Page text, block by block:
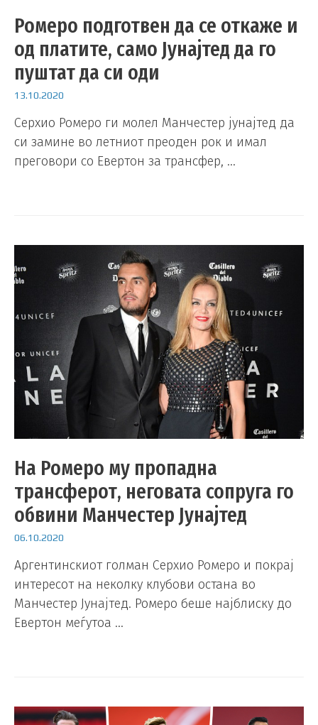
Ромеро подготвен да се откаже и
од платите, само Јунајтед да го
пуштат да си оди
13.10.2020
Серхио Ромеро ги молел Манчестер јунајтед да
си замине во летниот преоден рок и имал
преговори со Евертон за трансфер, …
На Ромеро му пропадна
трансферот, неговата сопруга го
обвини Манчестер Јунајтед
06.10.2020
Аргентинскиот голман Серхио Ромеро и покрај
интересот на неколку клубови остана во
Манчестер Јунајтед. Ромеро беше најблиску до
Евертон меѓутоа …